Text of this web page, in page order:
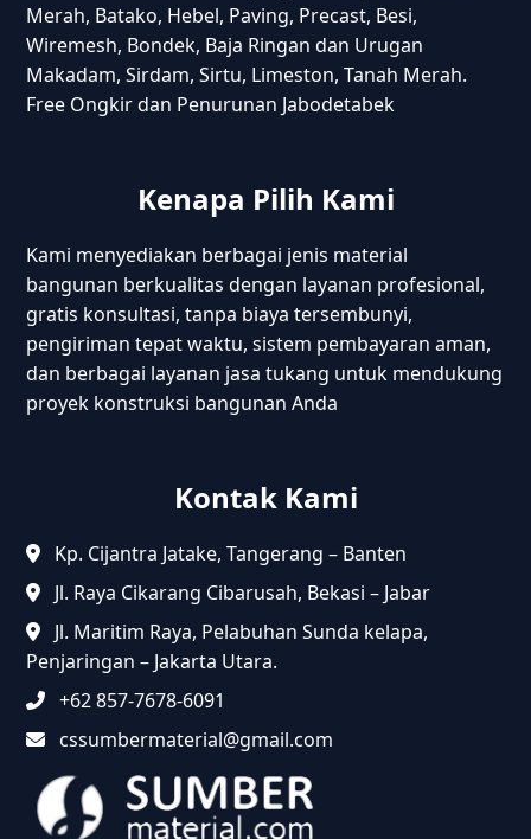
Merah, Batako, Hebel, Paving, Precast, Besi,
Wiremesh, Bondek, Baja Ringan dan Urugan
Makadam, Sirdam, Sirtu, Limeston, Tanah Merah.
Free Ongkir dan Penurunan Jabodetabek
Kenapa Pilih Kami
Kami menyediakan berbagai jenis material
bangunan berkualitas dengan layanan profesional,
gratis konsultasi, tanpa biaya tersembunyi,
pengiriman tepat waktu, sistem pembayaran aman,
dan berbagai layanan jasa tukang untuk mendukung
proyek konstruksi bangunan Anda
Kontak Kami
Kp. Cijantra Jatake, Tangerang – Banten
Jl. Raya Cikarang Cibarusah, Bekasi – Jabar
Jl. Maritim Raya, Pelabuhan Sunda kelapa,
Penjaringan – Jakarta Utara.
+62 857-7678-6091
cssumbermaterial@gmail.com